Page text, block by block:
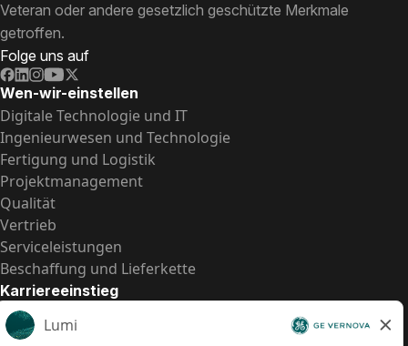
Veteran oder andere gesetzlich geschützte Merkmale
getroffen.
Folge uns auf
Wen-wir-einstellen
Digitale Technologie und IT
Ingenieurwesen und Technologie
Fertigung und Logistik
Projektmanagement
Qualität
Vertrieb
Serviceleistungen
Beschaffung und Lieferkette
Karriereeinstieg
Praktika
Einstiegspositionen